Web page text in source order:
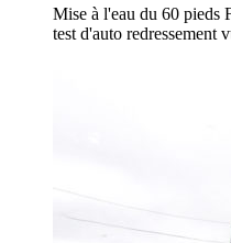
Mise à l'eau du 60 pieds
test d'auto redressement